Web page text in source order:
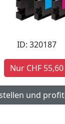
ID: 320187
Nur CHF 55,60